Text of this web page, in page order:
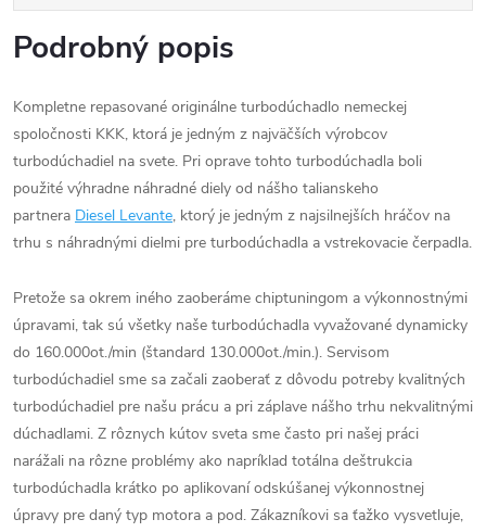
Podrobný popis
Kompletne repasované originálne turbodúchadlo nemeckej
spoločnosti KKK, ktorá je jedným z najväčších výrobcov
turbodúchadiel na svete. Pri oprave tohto turbodúchadla boli
použité výhradne náhradné diely od nášho talianskeho
partnera Diesel Levante, ktorý je jedným z najsilnejších hráčov na
trhu s náhradnými dielmi pre turbodúchadla a vstrekovacie čerpadla.
Pretože sa okrem iného zaoberáme chiptuningom a výkonnostnými
úpravami, tak sú všetky naše turbodúchadla vyvažované dynamicky
do 160.000ot./min (štandard 130.000ot./min.). Servisom
turbodúchadiel sme sa začali zaoberať z dôvodu potreby kvalitných
turbodúchadiel pre našu prácu a pri záplave nášho trhu nekvalitnými
dúchadlami. Z rôznych kútov sveta sme často pri našej práci
narážali na rôzne problémy ako napríklad totálna deštrukcia
turbodúchadla krátko po aplikovaní odskúšanej výkonnostnej
úpravy pre daný typ motora a pod. Zákazníkovi sa ťažko vysvetluje,